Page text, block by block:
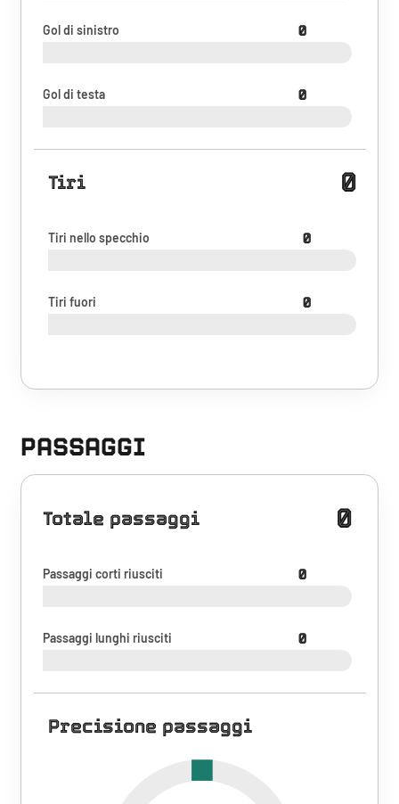
Gol di sinistro 0
Gol di testa 0
Tiri 0
Tiri nello specchio 0
Tiri fuori 0
PASSAGGI
Totale passaggi 0
Passaggi corti riusciti 0
Passaggi lunghi riusciti 0
Precisione passaggi